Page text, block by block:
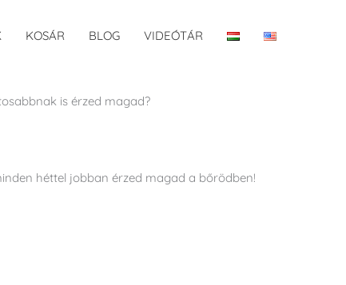
KOSÁR BLOG VIDEÓTÁR
is érzed magad?
héttel jobban érzed magad a bőrödben!